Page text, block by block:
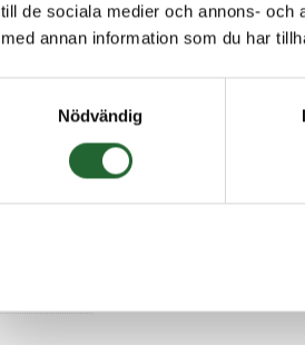
till de sociala medier och annons-
med annan information som du har
Nödvändig